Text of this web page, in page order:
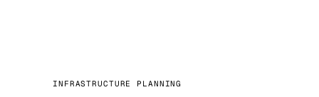
INFRASTRUCTURE PLANNING